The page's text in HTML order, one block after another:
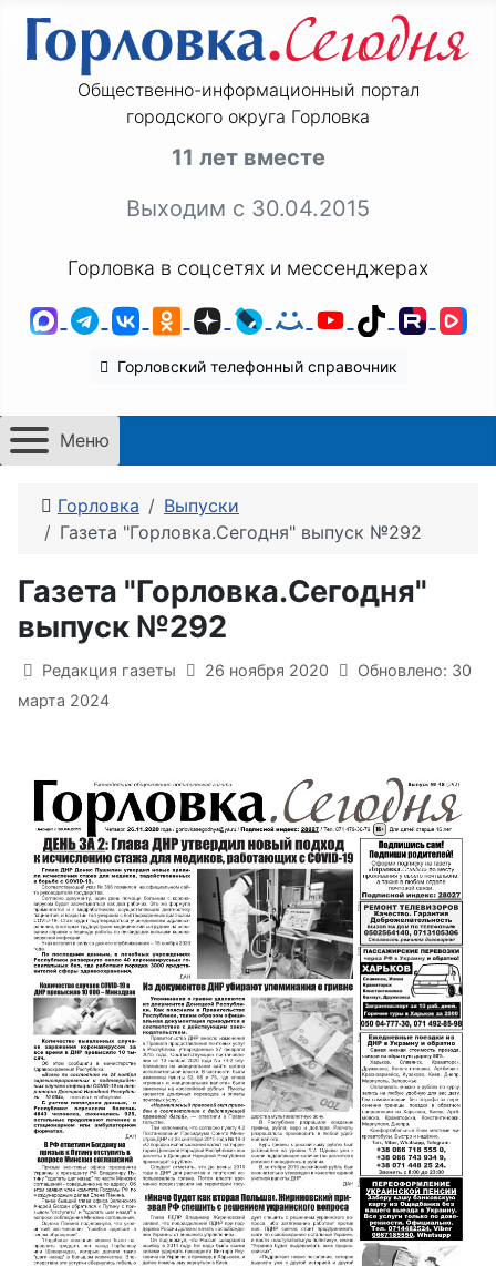
Общественно-информационный портал
городского округа Горловка
11 лет вместе
Выходим с 30.04.2015
Горловка в соцсетях и мессенджерах
MAXTelegram
ВКонтакте
Одноклассники
ДзенLiveJournal
Мой Мир
YouTube
TikTok
Горловский телефонный справочник
Меню
Горловка
Выпуски
Газета "Горловка.Сегодня" выпуск №292
Газета "Горловка.Сегодня"
выпуск №292
Информация о материале
Редакция газеты 26 ноября 2020
Обновлено: 30
марта 2024